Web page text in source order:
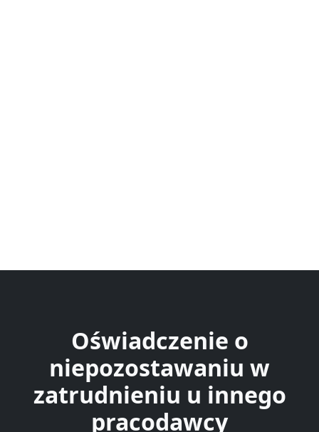
Oświadczenie o
niepozostawaniu w
zatrudnieniu u innego
pracodawcy